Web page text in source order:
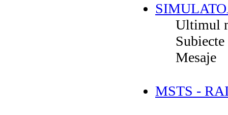
Ultimul
Subiecte
Mesaje
MSTS -